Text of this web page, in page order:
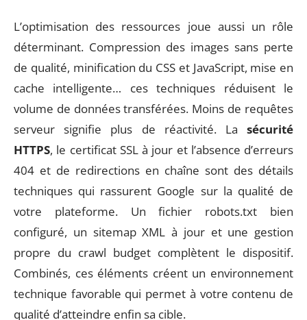
L’optimisation des ressources joue aussi un rôle
déterminant. Compression des images sans perte
de qualité, minification du CSS et JavaScript, mise en
cache intelligente… ces techniques réduisent le
volume de données transférées. Moins de requêtes
serveur signifie plus de réactivité. La sécurité
HTTPS, le certificat SSL à jour et l’absence d’erreurs
404 et de redirections en chaîne sont des détails
techniques qui rassurent Google sur la qualité de
votre plateforme. Un fichier robots.txt bien
configuré, un sitemap XML à jour et une gestion
propre du crawl budget complètent le dispositif.
Combinés, ces éléments créent un environnement
technique favorable qui permet à votre contenu de
qualité d’atteindre enfin sa cible.